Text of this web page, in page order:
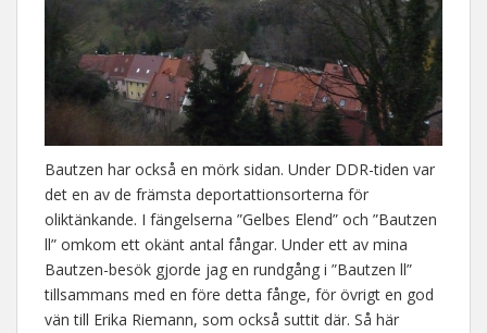
Bautzen har också en mörk sidan. Under DDR-tiden var
det en av de främsta deportattionsorterna för
oliktänkande. I fängelserna ”Gelbes Elend” och ”Bautzen
ll” omkom ett okänt antal fångar. Under ett av mina
Bautzen-besök gjorde jag en rundgång i ”Bautzen ll”
tillsammans med en före detta fånge, för övrigt en god
vän till Erika Riemann, som också suttit där. Så här